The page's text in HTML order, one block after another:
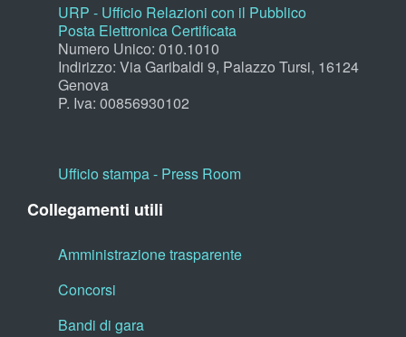
URP - Ufficio Relazioni con il Pubblico
Posta Elettronica Certificata
Numero Unico: 010.1010
Indirizzo: Via Garibaldi 9, Palazzo Tursi, 16124
Genova
P. Iva: 00856930102
Ufficio stampa - Press Room
Collegamenti utili
Amministrazione trasparente
Concorsi
Bandi di gara